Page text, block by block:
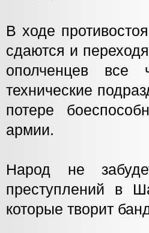
В ходе
сдаются и
ополченцев все
технические
потере
армии.
Народ не
преступлений в
которые творит